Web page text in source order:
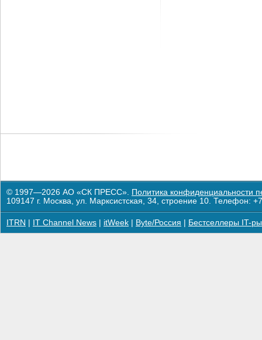
© 1997—2026 АО «СК ПРЕСС». Политика конфиденциальности
109147 г. Москва, ул. Марксистская, 34, строение 10. Телефон:
ITRN IT Channel News itWeek Byte/Россия Бестселлеры IT-